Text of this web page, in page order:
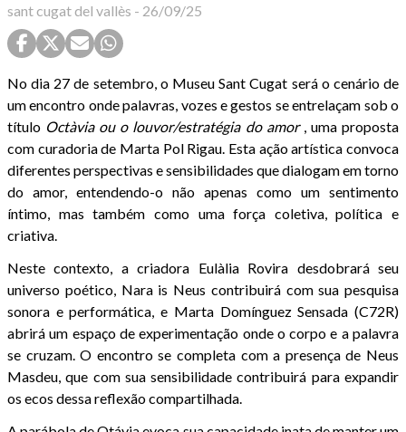
sant cugat del vallès - 26/09/25
No dia 27 de setembro, o Museu Sant Cugat será o cenário de
um encontro onde palavras, vozes e gestos se entrelaçam sob o
título Octàvia ou o louvor/estratégia do amor, uma proposta
com curadoria de Marta Pol Rigau. Esta ação artística convoca
diferentes perspectivas e sensibilidades que dialogam em torno
do amor, entendendo-o não apenas como um sentimento
íntimo, mas também como uma força coletiva, política e
criativa.
Neste contexto, a criadora Eulàlia Rovira desdobrará seu
universo poético, Nara is Neus contribuirá com sua pesquisa
sonora e performática, e Marta Domínguez Sensada (C72R)
abrirá um espaço de experimentação onde o corpo e a palavra
se cruzam. O encontro se completa com a presença de Neus
Masdeu, que com sua sensibilidade contribuirá para expandir
os ecos dessa reflexão compartilhada.